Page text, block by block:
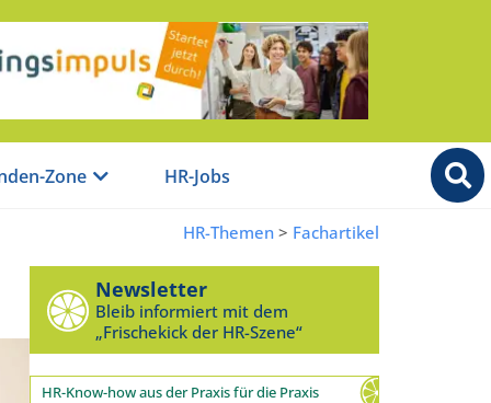
Zone HR-Jobs
HR-Themen > Fachartikel
Newsletter
Bleib informiert mit dem
„Frischekick der HR-Szene“
HR-Know-how aus der Praxis für die Praxis